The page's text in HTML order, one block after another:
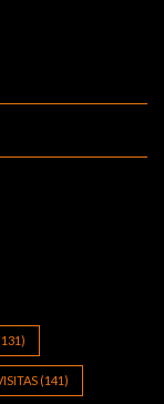
(141)